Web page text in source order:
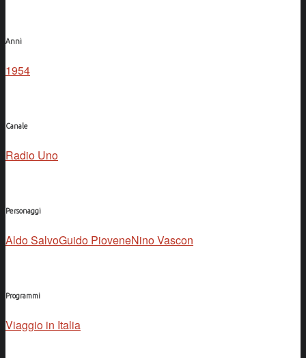
Anni
1954
Canale
Radio Uno
Personaggi
Aldo SalvoGuido PioveneNino Vascon
Programmi
Viaggio in Italia